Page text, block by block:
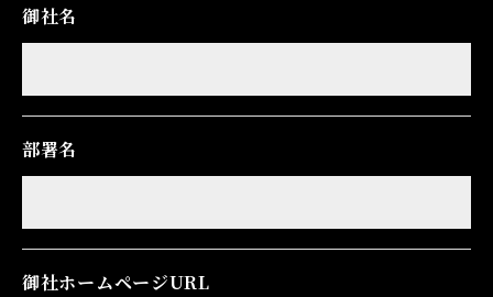
御社名
部署名
御社ホームページURL